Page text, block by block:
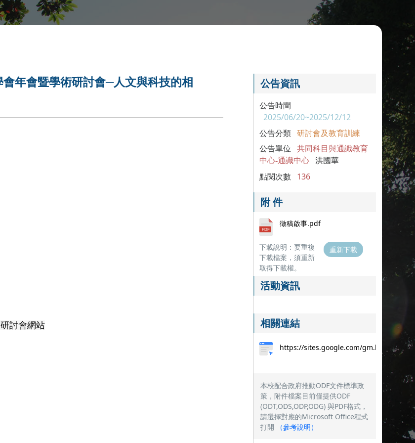
年會暨學術研討會─人文與科技的相
討會網站
公告資訊
公告時間
2025/06/20~2025/12/12
公告分類 研討會及教育訓練
公告單位
共同科目與通識教育
中心-通識中心
洪國華
點閱次數 136
附 件
徵稿啟事.pdf
下載說明：要重複
下載檔案，須重新
取得下載權。
重新下載
活動資訊
相關連結
https://sites.google.com/gm.hfu.edu.tw/
本校配合政府推動ODF文件標準政
策，附件檔案目前僅提供ODF
(ODT,ODS,ODP,ODG) 與PDF格式，
請選擇對應的Microsoft Office程式
打開
（參考說明）